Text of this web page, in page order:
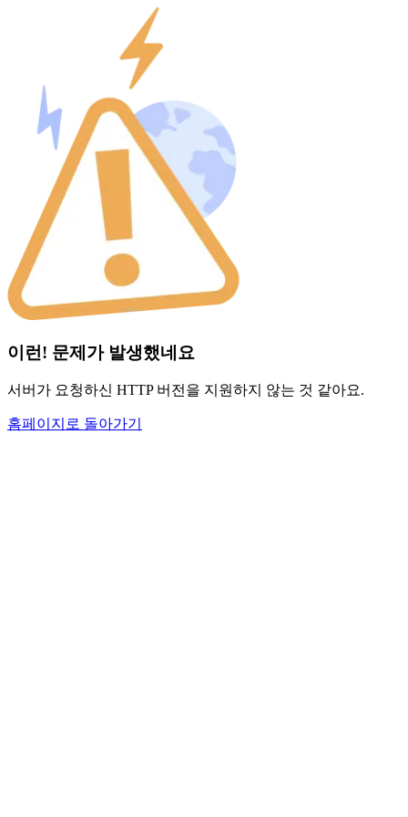
이런! 문제가 발생했네요
서버가 요청하신 HTTP 버전을 지원하지 않는 것 같아요.
홈페이지로 돌아가기